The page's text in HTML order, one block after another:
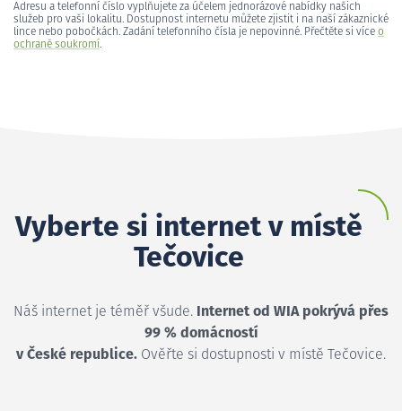
Adresu a telefonní číslo vyplňujete za účelem jednorázové nabídky našich
služeb pro vaši lokalitu. Dostupnost internetu můžete zjistit i na naší zákaznické
lince nebo pobočkách. Zadání telefonního čísla je nepovinné. Přečtěte si více o
ochraně soukromí.
Vyberte si internet v místě
Tečovice
Náš internet je téměř všude. Internet od WIA pokrývá přes
99 % domácností
v České republice. Ověřte si dostupnosti v místě Tečovice.